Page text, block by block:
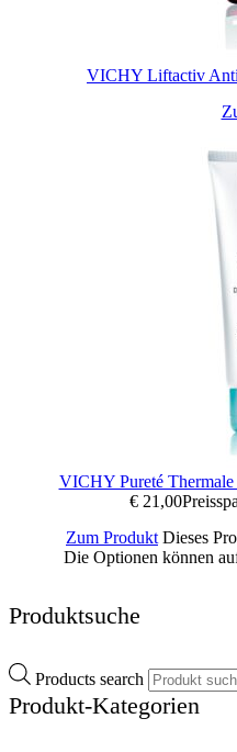
VICHY Liftactiv
VICHY Pureté
€21,00
Zum Produkt Dieses
Die Optionen können
Produktsuche
Products search
Produkt-Kategorien